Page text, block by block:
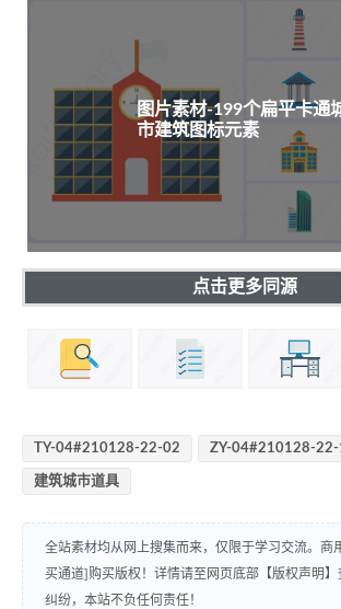
图片素材-199个扁平卡通
市建筑图标元素
点击更多同源
TY-04#210128-22-02 ZY-04#210128-22-
建筑城市道具
全站素材均从网上搜集而来，仅限于学习交流。商
买通道]购买版权！详情请至网页底部【版权声明】
纠纷，本站不负任何责任！